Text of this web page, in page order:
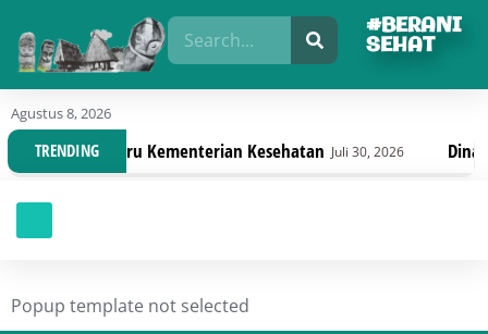
#BERANI
SEHAT
Agustus 8, 2026
TRENDING
Kementerian Kesehatan Juli 30, 2026 Dinas Kesehatan
Popup template not selected